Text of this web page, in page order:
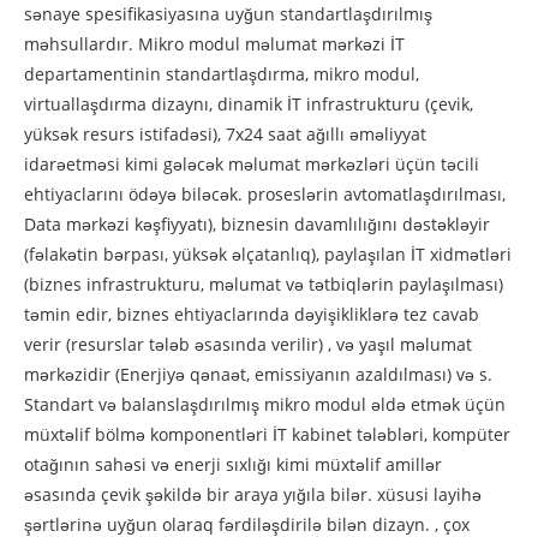
sənaye spesifikasiyasına uyğun standartlaşdırılmış
məhsullardır. Mikro modul məlumat mərkəzi İT
departamentinin standartlaşdırma, mikro modul,
virtuallaşdırma dizaynı, dinamik İT infrastrukturu (çevik,
yüksək resurs istifadəsi), 7x24 saat ağıllı əməliyyat
idarəetməsi kimi gələcək məlumat mərkəzləri üçün təcili
ehtiyaclarını ödəyə biləcək. proseslərin avtomatlaşdırılması,
Data mərkəzi kəşfiyyatı), biznesin davamlılığını dəstəkləyir
(fəlakətin bərpası, yüksək əlçatanlıq), paylaşılan İT xidmətləri
(biznes infrastrukturu, məlumat və tətbiqlərin paylaşılması)
təmin edir, biznes ehtiyaclarında dəyişikliklərə tez cavab
verir (resurslar tələb əsasında verilir) , və yaşıl məlumat
mərkəzidir (Enerjiyə qənaət, emissiyanın azaldılması) və s.
Standart və balanslaşdırılmış mikro modul əldə etmək üçün
müxtəlif bölmə komponentləri İT kabinet tələbləri, kompüter
otağının sahəsi və enerji sıxlığı kimi müxtəlif amillər
əsasında çevik şəkildə bir araya yığıla bilər. xüsusi layihə
şərtlərinə uyğun olaraq fərdiləşdirilə bilən dizayn. , çox